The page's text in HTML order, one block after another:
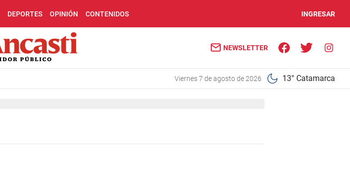
DEPORTES OPINIÓN CONTENIDOS INGRESAR
NEWSLETTER
viernes 7 de agosto de 2026 13° Catamarca